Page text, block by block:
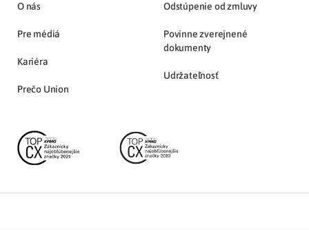
O nás
Pre médiá
Kariéra
Prečo Union
Odstúpenie od zmluvy
Povinne zverejnené
dokumenty
Udržateľnosť